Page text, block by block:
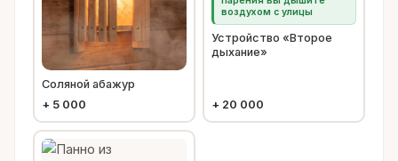
Соляной абажур
+ 5 000
воздухом с улицы
Устройство «Второе
дыхание»
+ 20 000